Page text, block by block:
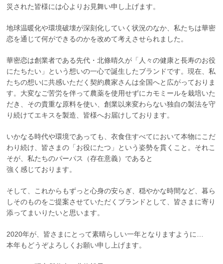
災された皆様には心よりお見舞い申し上げます。
地球温暖化や環境破壊が深刻化していく状況のなか、私たちは華密
恋を通じて何ができるのかを改めて考えさせられました。
華密恋は創業者である先代・北條晴久が「人々の健康と長寿のお役
にたちたい」という想いの一心で誕生したブランドです。現在、私
たちの想いに共感いただく契約農家さんは全国へと広がっておりま
す。大変なご苦労を伴って農薬を使用せずにカモミールを栽培いた
だき、その貴重な原料を使い、創業以来変わらない独自の製法を守
り続けてエキスを製造、皆様へお届けしております。
いかなる時代や環境であっても、衣食住すべてにおいて本物にこだ
わり続け、皆さまの「お役にたつ」という姿勢を貫くこと。それこ
そが、私たちのパーパス（存在意義）であると
強く感じております。
そして、これからもずっと心身の安らぎ、穏やかな時間など、暮ら
しそのものをご提案させていただくブランドとして、皆さまに寄り
添ってまいりたいと思います。
2020年が、皆さまにとって素晴らしい一年となりますように…
本年もどうぞよろしくお願い申し上げます。